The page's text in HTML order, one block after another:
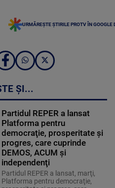
URMĂREȘTE ȘTIRILE PROTV ÎN GOOGLE
ȘI...
Partidul REPER a lansat
Platforma pentru
democraţie, prosperitate şi
progres, care cuprinde
DEMOS, ACUM şi
independenţi
Partidul REPER a lansat, marţi,
Platforma pentru democraţie,